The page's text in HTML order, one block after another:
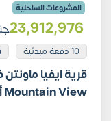
المشروعات الساحلية
23٬912٬976
10 دفعة مبدئية
Mountain View أسعار ومساحات